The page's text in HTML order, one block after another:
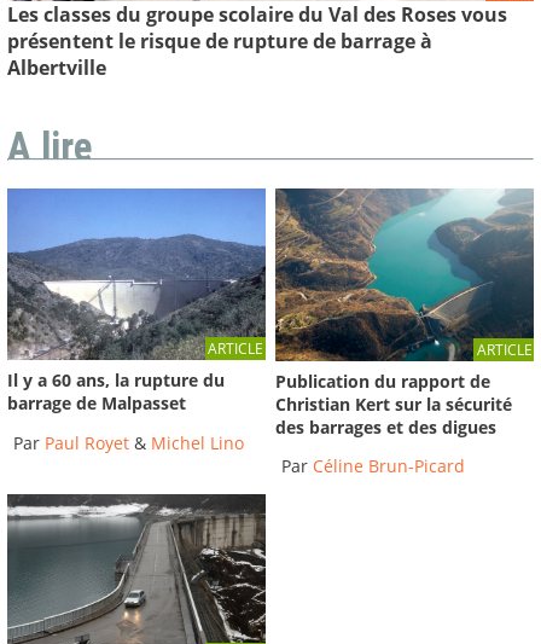
Les classes du groupe scolaire du Val des Roses vous
présentent le risque de rupture de barrage à
Albertville
A lire
ARTICLE
Il y a 60 ans, la rupture du
barrage de Malpasset
Par Paul Royet & Michel Lino
ARTICLE
Publication du rapport de
Christian Kert sur la sécurité
des barrages et des digues
Par Céline Brun-Picard